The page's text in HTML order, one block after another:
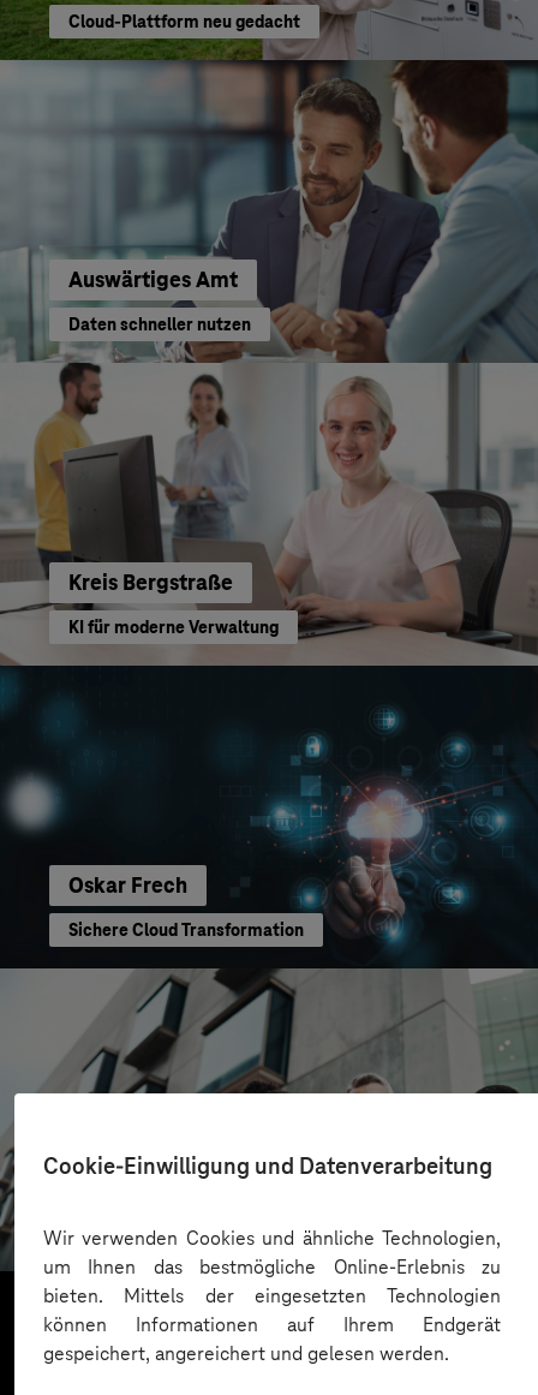
Cookie-Einwilligung und Datenverarbeitung
Wir verwenden Cookies und ähnliche Technologien,
um Ihnen das bestmögliche Online-Erlebnis zu
bieten. Mittels der eingesetzten Technologien
können Informationen auf Ihrem Endgerät
gespeichert, angereichert und gelesen werden.
Cloud-Plattform neu gedacht
Auswärtiges Amt
Daten schneller nutzen
Kreis Bergstraße
KI für moderne Verwaltung
Oskar Frech
Sichere Cloud Transformation
CONREN Land AG
Change-Begleitung
Mehr laden